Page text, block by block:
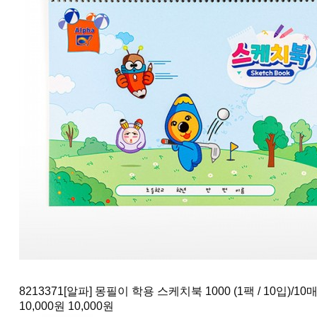
8213371[알파] 몽필이 학용 스케치북 1000 (1팩 / 10입)/10매
10,000원 10,000원